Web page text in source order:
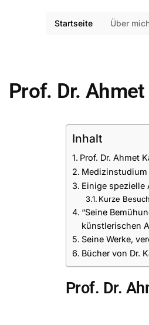
Startseite Über
Prof. Dr.
Inhalt
Prof. Dr. Ahmet
Einige spezielle
Kurze
“Seine
künstlerischen
Seine Werke,
Bücher von Dr.
Prof. Dr.